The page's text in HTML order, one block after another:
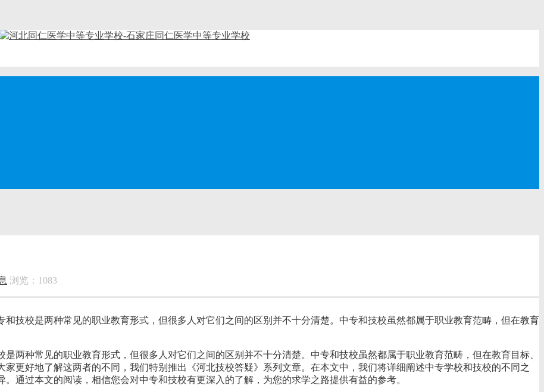
浏览：1083
技校是两种常见的职业教育形式，但很多人对它们之间的区别并不十分清楚。中专和技校虽然都属于职业教育范畴，但在教育
两种常见的职业教育形式，但很多人对它们之间的区别并不十分清楚。中专和技校虽然都属于职业教育范畴，但在教育目标、
更好地了解这两者的不同，我们特别推出《河北技校答疑》系列文章。在本文中，我们将详细阐述中专学校和技校的不同之
通过本文的阅读，相信您会对中专和技校有更深入的了解，为您的求学之路提供有益的参考。